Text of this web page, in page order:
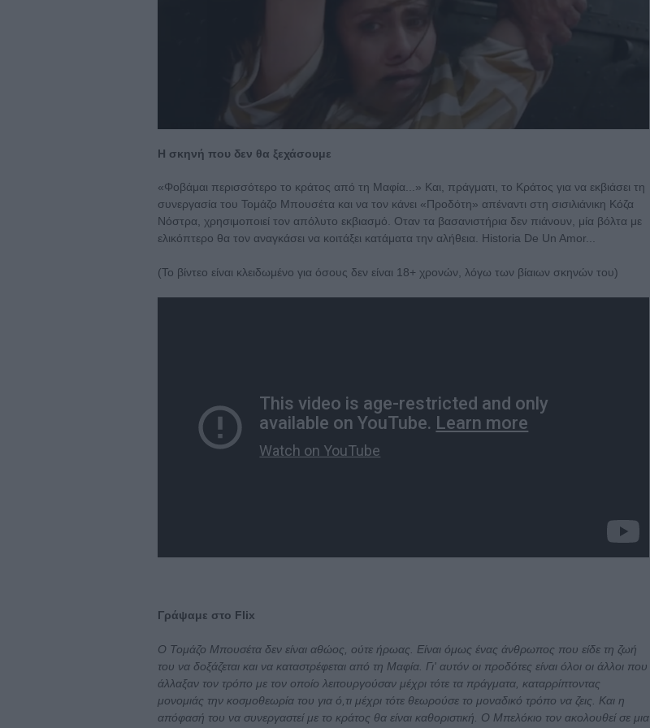
Η σκηνή που δεν θα ξεχάσουμε
«Φοβάμαι περισσότερο το κράτος από τη Μαφία...» Και, πράγματι, το Κράτος για να εκβιάσει τη
συνεργασία του Τομάζο Μπουσέτα και να τον κάνει «Προδότη» απέναντι στη σισιλιάνικη Κόζα
Νόστρα, χρησιμοποιεί τον απόλυτο εκβιασμό. Οταν τα βασανιστήρια δεν πιάνουν, μία βόλτα με
ελικόπτερο θα τον αναγκάσει να κοιτάξει κατάματα την αλήθεια. Historia De Un Amor...
(Το βίντεο είναι κλειδωμένο για όσους δεν είναι 18+ χρονών, λόγω των βίαιων σκηνών του)
Γράψαμε στο Flix
Ο Τομάζο Μπουσέτα δεν είναι αθώος, ούτε ήρωας. Είναι όμως ένας άνθρωπος που είδε τη ζωή
του να δοξάζεται και να καταστρέφεται από τη Μαφία. Γι' αυτόν οι προδότες είναι όλοι οι άλλοι που
άλλαξαν τον τρόπο με τον οποίο λειτουργούσαν μέχρι τότε τα πράγματα, καταρρίπτοντας
μονομιάς την κοσμοθεωρία του για ό,τι μέχρι τότε θεωρούσε το μοναδικό τρόπο να ζεις. Και η
απόφασή του να συνεργαστεί με το κράτος θα είναι καθοριστική. Ο Μπελόκιο τον ακολουθεί σε μια